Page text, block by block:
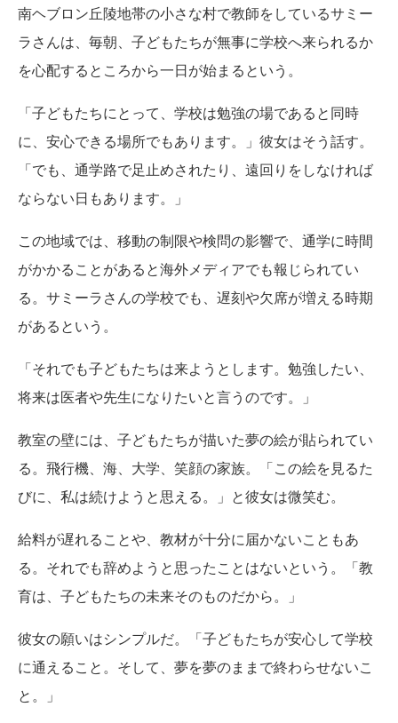
南ヘブロン丘陵地帯の小さな村で教師をしているサミー
ラさんは、毎朝、子どもたちが無事に学校へ来られるか
を心配するところから一日が始まるという。
「子どもたちにとって、学校は勉強の場であると同時
に、安心できる場所でもあります。」彼女はそう話す。
「でも、通学路で足止めされたり、遠回りをしなければ
ならない日もあります。」
この地域では、移動の制限や検問の影響で、通学に時間
がかかることがあると海外メディアでも報じられてい
る。サミーラさんの学校でも、遅刻や欠席が増える時期
があるという。
「それでも子どもたちは来ようとします。勉強したい、
将来は医者や先生になりたいと言うのです。」
教室の壁には、子どもたちが描いた夢の絵が貼られてい
る。飛行機、海、大学、笑顔の家族。「この絵を見るた
びに、私は続けようと思える。」と彼女は微笑む。
給料が遅れることや、教材が十分に届かないこともあ
る。それでも辞めようと思ったことはないという。「教
育は、子どもたちの未来そのものだから。」
彼女の願いはシンプルだ。「子どもたちが安心して学校
に通えること。そして、夢を夢のままで終わらせないこ
と。」